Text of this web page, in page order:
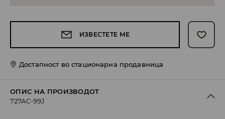
ИЗВЕСТЕТЕ МЕ
Достапност во стационарна продавница
ОПИС НА ПРОИЗВОДОТ
727AC-99J